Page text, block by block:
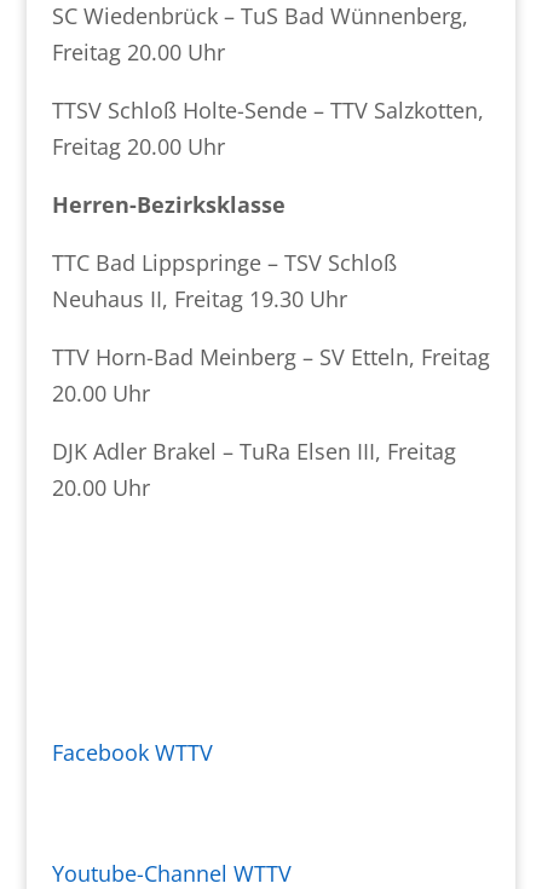
SC Wiedenbrück – TuS Bad Wünnenberg,
Freitag 20.00 Uhr
TTSV Schloß Holte-Sende – TTV Salzkotten,
Freitag 20.00 Uhr
Herren-Bezirksklasse
TTC Bad Lippspringe – TSV Schloß
Neuhaus II, Freitag 19.30 Uhr
TTV Horn-Bad Meinberg – SV Etteln, Freitag
20.00 Uhr
DJK Adler Brakel – TuRa Elsen III, Freitag
20.00 Uhr
Facebook WTTV
Youtube-Channel WTTV